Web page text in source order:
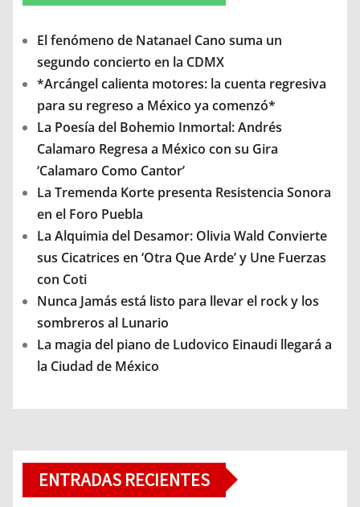
El fenómeno de Natanael Cano suma un
segundo concierto en la CDMX
*Arcángel calienta motores: la cuenta regresiva
para su regreso a México ya comenzó*
La Poesía del Bohemio Inmortal: Andrés
Calamaro Regresa a México con su Gira
‘Calamaro Como Cantor’
La Tremenda Korte presenta Resistencia Sonora
en el Foro Puebla
La Alquimia del Desamor: Olivia Wald Convierte
sus Cicatrices en ‘Otra Que Arde’ y Une Fuerzas
con Coti
Nunca Jamás está listo para llevar el rock y los
sombreros al Lunario
La magia del piano de Ludovico Einaudi llegará a
la Ciudad de México
ENTRADAS RECIENTES